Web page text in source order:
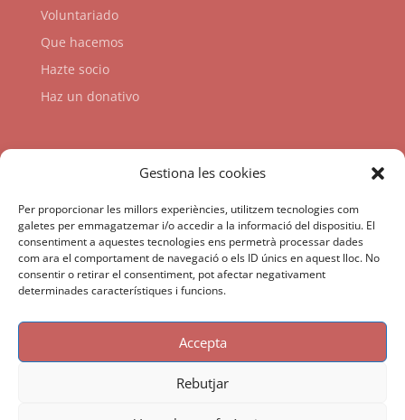
Gestiona les cookies
Per proporcionar les millors experiències, utilitzem tecnologies com
galetes per emmagatzemar i/o accedir a la informació del dispositiu. El
consentiment a aquestes tecnologies ens permetrà processar dades
com ara el comportament de navegació o els ID únics en aquest lloc. No
consentir o retirar el consentiment, pot afectar negativament
determinades característiques i funcions.
Accepta
Rebutjar
Voluntariado
Que hacemos
Hazte socio
Haz un donativo